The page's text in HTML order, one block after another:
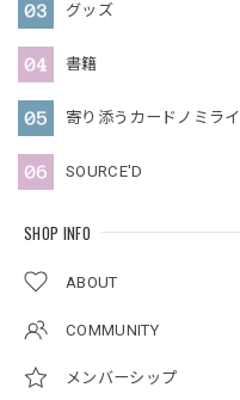
グッズ
書籍
寄り添うカードノミライ
SOURCE'D
SHOP INFO
ABOUT
COMMUNITY
メンバーシップ